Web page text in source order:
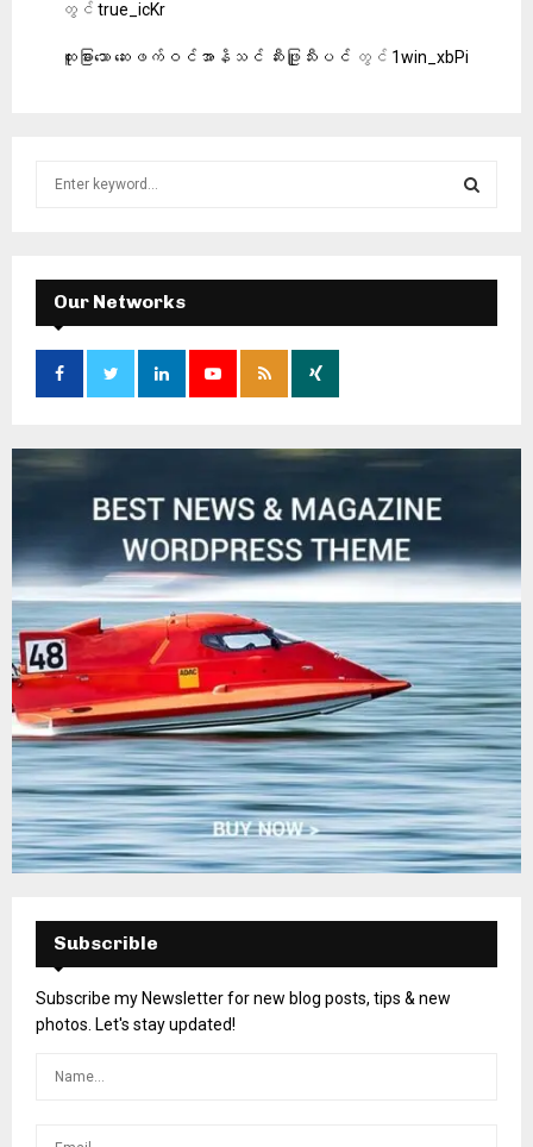
တွင် true_icKr
ထူးခြားသော ဆေးဖက်ဝင်အာနိသင် ဆီးဖြူသီးပင် တွင် 1win_xbPi
f
o
:
E
A
Our Networks
Subscrible
Subscribe my Newsletter for new blog posts, tips & new
photos. Let's stay updated!